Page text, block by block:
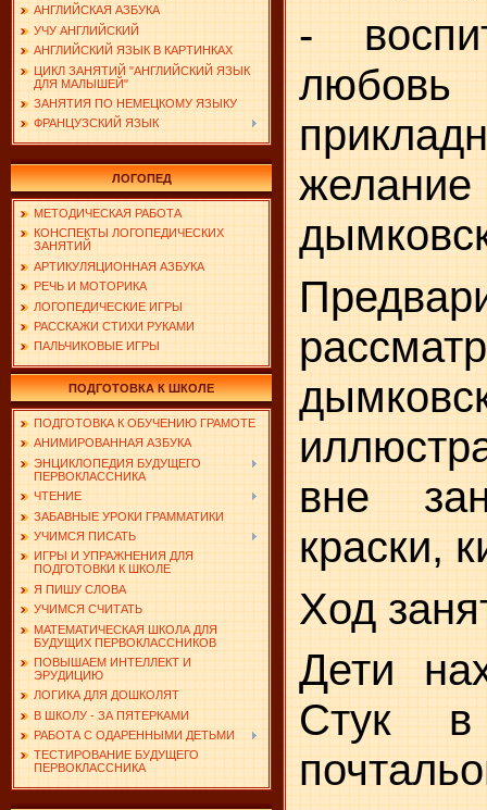
АНГЛИЙСКАЯ АЗБУКА
УЧУ АНГЛИЙСКИЙ
АНГЛИЙСКИЙ ЯЗЫК В КАРТИНКАХ
ЦИКЛ ЗАНЯТИЙ "АНГЛИЙСКИЙ ЯЗЫК
ДЛЯ МАЛЫШЕЙ"
ЗАНЯТИЯ ПО НЕМЕЦКОМУ ЯЗЫКУ
ФРАНЦУЗСКИЙ ЯЗЫК
ЛОГОПЕД
МЕТОДИЧЕСКАЯ РАБОТА
КОНСПЕКТЫ ЛОГОПЕДИЧЕСКИХ
ЗАНЯТИЙ
АРТИКУЛЯЦИОННАЯ АЗБУКА
РЕЧЬ И МОТОРИКА
ЛОГОПЕДИЧЕСКИЕ ИГРЫ
РАССКАЖИ СТИХИ РУКАМИ
ПАЛЬЧИКОВЫЕ ИГРЫ
ПОДГОТОВКА К ШКОЛЕ
ПОДГОТОВКА К ОБУЧЕНИЮ ГРАМОТЕ
АНИМИРОВАННАЯ АЗБУКА
ЭНЦИКЛОПЕДИЯ БУДУЩЕГО
ПЕРВОКЛАССНИКА
ЧТЕНИЕ
ЗАБАВНЫЕ УРОКИ ГРАММАТИКИ
УЧИМСЯ ПИСАТЬ
ИГРЫ И УПРАЖНЕНИЯ ДЛЯ
ПОДГОТОВКИ К ШКОЛЕ
Я ПИШУ СЛОВА
УЧИМСЯ СЧИТАТЬ
МАТЕМАТИЧЕСКАЯ ШКОЛА ДЛЯ
БУДУЩИХ ПЕРВОКЛАССНИКОВ
ПОВЫШАЕМ ИНТЕЛЛЕКТ И
ЭРУДИЦИЮ
ЛОГИКА ДЛЯ ДОШКОЛЯТ
В ШКОЛУ - ЗА ПЯТЕРКАМИ
РАБОТА С ОДАРЕННЫМИ ДЕТЬМИ
ТЕСТИРОВАНИЕ БУДУЩЕГО
ПЕРВОКЛАССНИКА
-
желание
вне
краски,
Ход
Дети
Стук в